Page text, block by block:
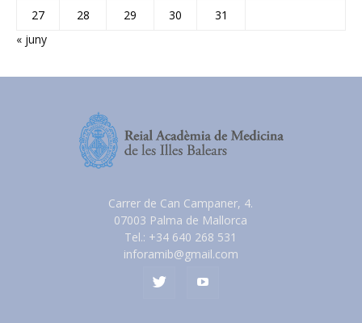
27
28 29 30
31
« juny
Carrer de Can Campaner, 4.
07003 Palma de Mallorca
Tel.: +34 640 268 531
inforamib@gmail.com